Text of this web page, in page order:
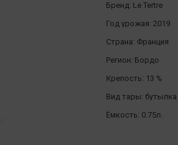
Бренд: Le Tertre
Год урожая: 2019
Страна: Франция
Регион: Бордо
Крепость: 13 %
Вид тары: бутылка
Ёмкость: 0.75л.